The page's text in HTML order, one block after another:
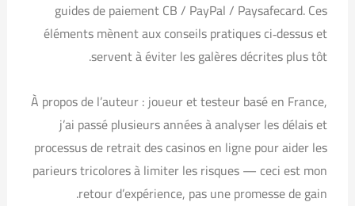
guides de paiement CB / PayPal / Paysafecard. Ces
éléments mènent aux conseils pratiques ci‑dessus et
servent à éviter les galères décrites plus tôt.
À propos de l’auteur : joueur et testeur basé en France,
j’ai passé plusieurs années à analyser les délais et
processus de retrait des casinos en ligne pour aider les
parieurs tricolores à limiter les risques — ceci est mon
retour d’expérience, pas une promesse de gain.